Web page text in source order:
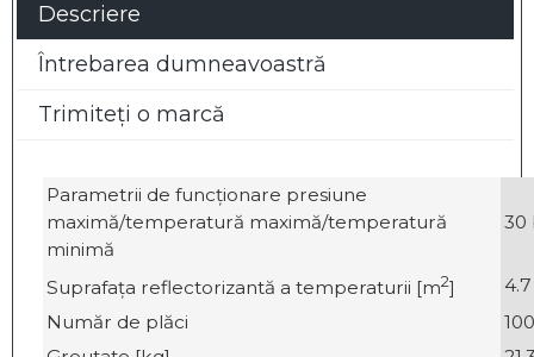
Descriere
Întrebarea dumneavoastră
Trimiteți o marcă
Parametrii de funcționare presiune
maximă/temperatură maximă/temperatură
minimă
30
Suprafața reflectorizantă a temperaturii [m2]
4.7
Număr de plăci
100